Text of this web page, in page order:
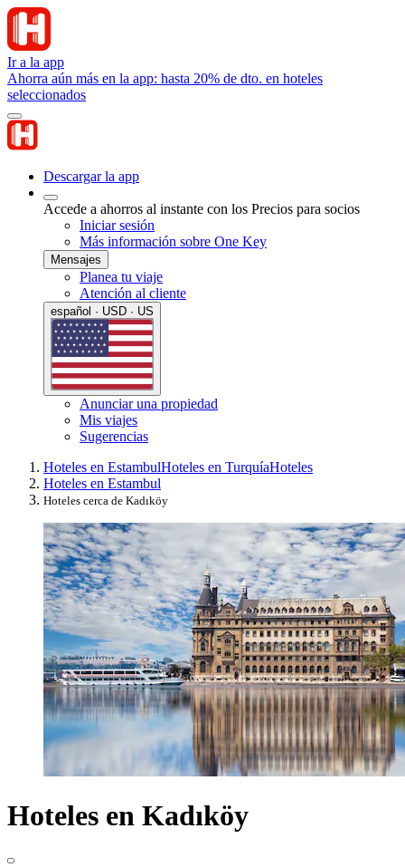
Ir a la app
Ahorra aún más en la app: hasta 20% de dto. en hoteles
seleccionados
Descargar la app
Accede a ahorros al instante con los Precios para socios
Iniciar sesión
Más información sobre One Key
Mensajes
Planea tu viaje
Atención al cliente
español · USD · US
Anunciar una propiedad
Mis viajes
Sugerencias
Hoteles en EstambulHoteles en TurquíaHoteles
Hoteles en Estambul
Hoteles cerca de Kadıköy
Hoteles en Kadıköy